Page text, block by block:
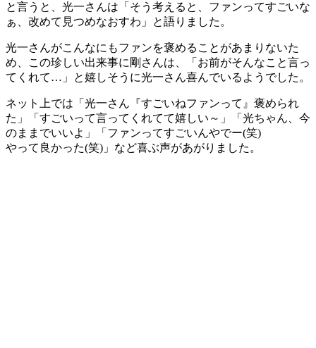
と言うと、光一さんは「そう考えると、ファンってすごいな
ぁ、改めて見つめなおすわ」と語りました。
光一さんがこんなにもファンを褒めることがあまりないた
め、この珍しい出来事に剛さんは、「お前がそんなこと言っ
てくれて…」と嬉しそうに光一さん喜んでいるようでした。
ネット上では「光一さん『すごいねファンって』褒められ
た」「すごいって言ってくれてて嬉しい～」「光ちゃん、今
のままでいいよ」「ファンってすごいんやでー(笑)
やって良かった(笑)」など喜ぶ声があがりました。